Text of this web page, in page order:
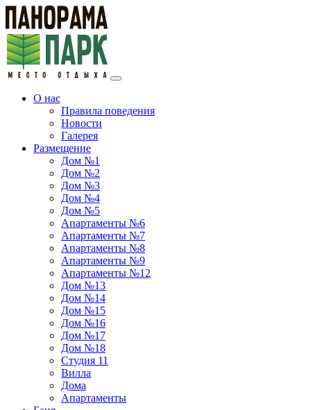
О нас
Правила поведения
Новости
Галерея
Размещение
Дом №1
Дом №2
Дом №3
Дом №4
Дом №5
Апартаменты №6
Апартаменты №7
Апартаменты №8
Апартаменты №9
Апартаменты №12
Дом №13
Дом №14
Дом №15
Дом №16
Дом №17
Дом №18
Студия 11
Вилла
Дома
Апартаменты